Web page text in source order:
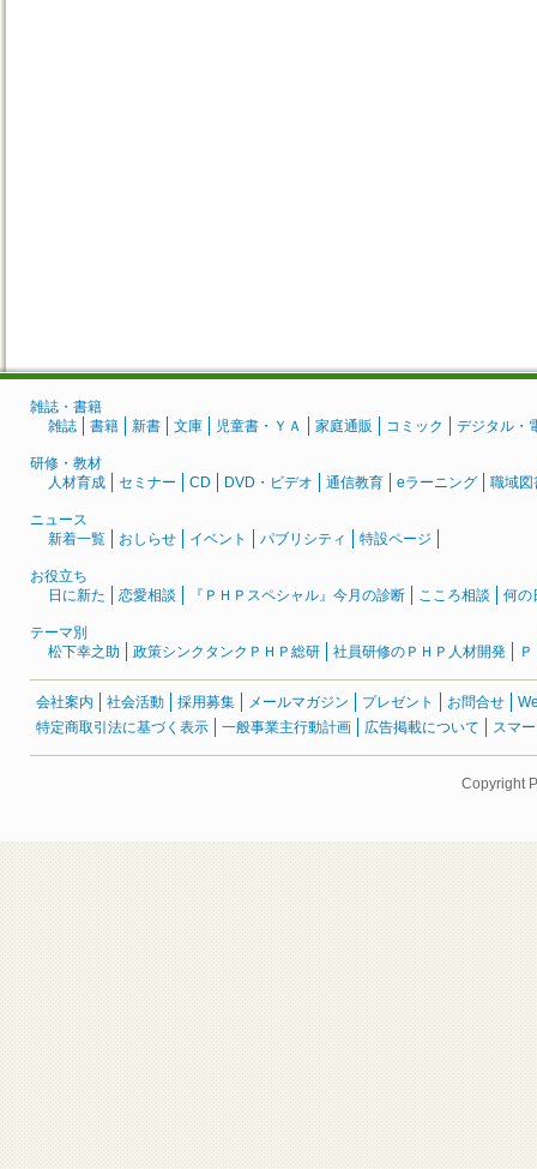
雑誌・書籍
雑誌
書籍 新書 文庫 児童書・ＹＡ 家庭通販 コミック デジタル・
研修・教材
人材育成
セミナー CD DVD・ビデオ 通信教育 eラーニング 職域図
ニュース
新着一覧
おしらせ イベント パブリシティ 特設ページ
お役立ち
日に新た
恋愛相談 『ＰＨＰスペシャル』今月の診断 こころ相談 何の
テーマ別
松下幸之助
政策シンクタンクＰＨＰ総研 社員研修のＰＨＰ人材開発
会社案内 社会活動 採用募集 メールマガジン プレゼント お問合せ
特定商取引法に基づく表示
一般事業主行動計画 広告掲載について スマ
Copyright